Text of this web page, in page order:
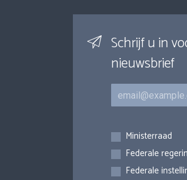
Schrijf u in
nieuwsbrief
E-mail
Inschrijvingen
Ministerraad
Federale
Federale